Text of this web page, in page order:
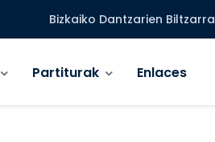
Bizkaiko Dantzarien Biltzarra
Partiturak Enlaces